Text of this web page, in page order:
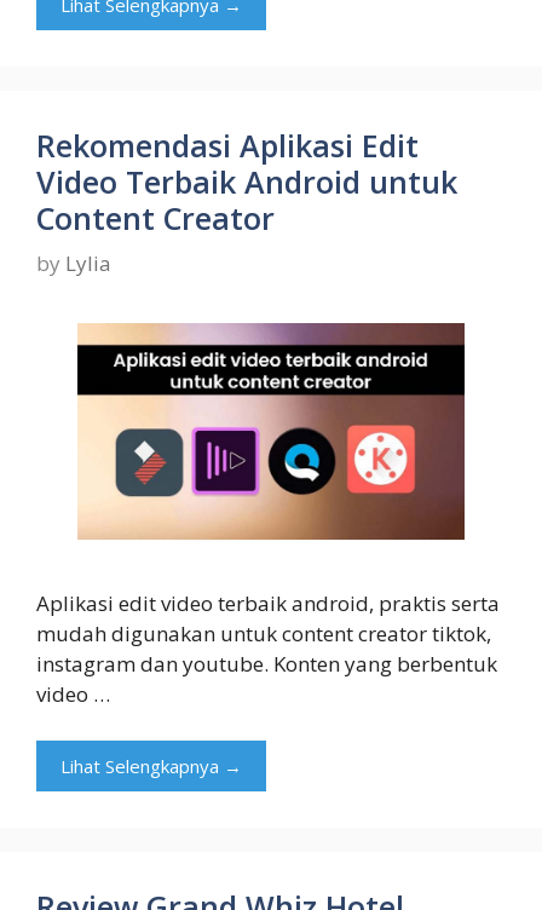
Rekomendasi Aplikasi Edit
Video Terbaik Android untuk
Content Creator
by Lylia
Aplikasi edit video terbaik android, praktis serta
mudah digunakan untuk content creator tiktok,
instagram dan youtube. Konten yang berbentuk
video …
Lihat Selengkapnya →